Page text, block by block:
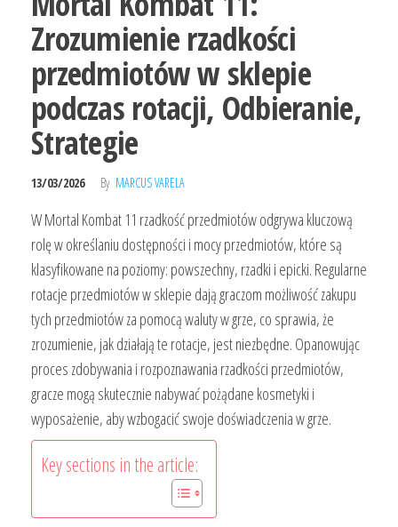
Zrozumienie rzadkości
przedmiotów w sklepie
podczas rotacji, Odbieranie,
Strategie
13/03/2026 By MARCUS VARELA
W Mortal Kombat 11 rzadkość przedmiotów odgrywa kluczową
rolę w określaniu dostępności i mocy przedmiotów, które są
klasyfikowane na poziomy: powszechny, rzadki i epicki. Regularne
rotacje przedmiotów w sklepie dają graczom możliwość zakupu
tych przedmiotów za pomocą waluty w grze, co sprawia, że
zrozumienie, jak działają te rotacje, jest niezbędne. Opanowując
proces zdobywania i rozpoznawania rzadkości przedmiotów,
gracze mogą skutecznie nabywać pożądane kosmetyki i
wyposażenie, aby wzbogacić swoje doświadczenia w grze.
Key sections in the article: